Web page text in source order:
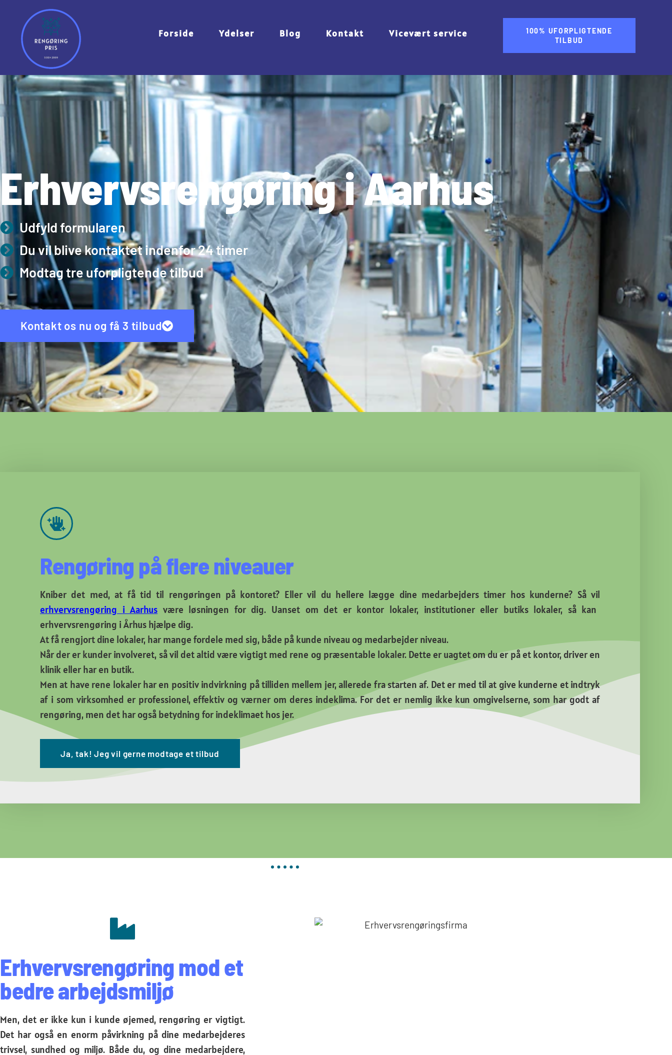
Forside Ydelser Blog Kontakt Vicevært service
100% UFORPLIGTENDE
TILBUD
Erhvervsrengøring i Aarhus
Udfyld formularen
Du vil blive kontaktet indenfor 24 timer
Modtag tre uforpligtende tilbud
Kontakt os nu og få 3 tilbud
Rengøring på flere niveauer
Kniber det med, at få tid til rengøringen på kontoret? Eller vil du hellere lægge dine medarbejders timer hos kunderne? Så vil
erhvervsrengøring i Aarhus være løsningen for dig. Uanset om det er kontor lokaler, institutioner eller butiks lokaler, så kan
erhvervsrengøring i Århus hjælpe dig.
At få rengjort dine lokaler, har mange fordele med sig, både på kunde niveau og medarbejder niveau.
Når der er kunder involveret, så vil det altid være vigtigt med rene og præsentable lokaler. Dette er uagtet om du er på et kontor, driver en
klinik eller har en butik.
Men at have rene lokaler har en positiv indvirkning på tilliden mellem jer, allerede fra starten af. Det er med til at give kunderne et indtryk
af i som virksomhed er professionel, effektiv og værner om deres indeklima. For det er nemlig ikke kun omgivelserne, som har godt af
rengøring, men det har også betydning for indeklimaet hos jer.
Ja, tak! Jeg vil gerne modtage et tilbud
Erhvervsrengøring mod et
bedre arbejdsmiljø
Men, det er ikke kun i kunde øjemed, rengøring er vigtigt.
Det har også en enorm påvirkning på dine medarbejderes
trivsel, sundhed og miljø. Både du, og dine medarbejdere,